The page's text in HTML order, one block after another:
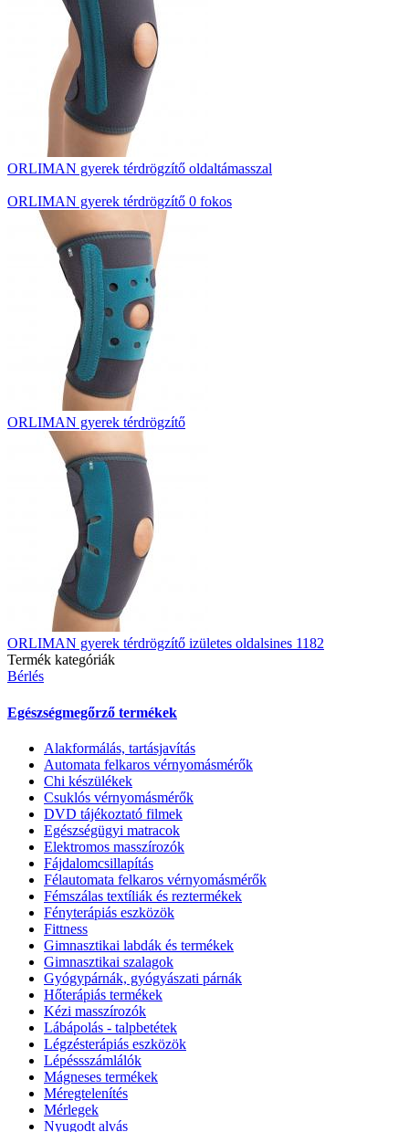
ORLIMAN gyerek térdrögzítő oldaltámasszal
ORLIMAN gyerek térdrögzítő 0 fokos
ORLIMAN gyerek térdrögzítő
ORLIMAN gyerek térdrögzítő izületes oldalsines 1182
Termék kategóriák
Bérlés
Egészségmegőrző termékek
Alakformálás, tartásjavítás
Automata felkaros vérnyomásmérők
Chi készülékek
Csuklós vérnyomásmérők
DVD tájékoztató filmek
Egészségügyi matracok
Elektromos masszírozók
Fájdalomcsillapítás
Félautomata felkaros vérnyomásmérők
Fémszálas textíliák és reztermékek
Fényterápiás eszközök
Fittness
Gimnasztikai labdák és termékek
Gimnasztikai szalagok
Gyógypárnák, gyógyászati párnák
Hőterápiás termékek
Kézi masszírozók
Lábápolás - talpbetétek
Légzésterápiás eszközök
Lépéssszámlálók
Mágneses termékek
Méregtelenítés
Mérlegek
Nyugodt alvás